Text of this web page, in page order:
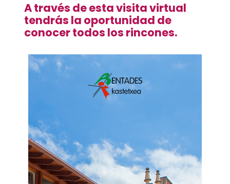
A través de esta visita virtual
tendrás la oportunidad de
conocer todos los rincones.